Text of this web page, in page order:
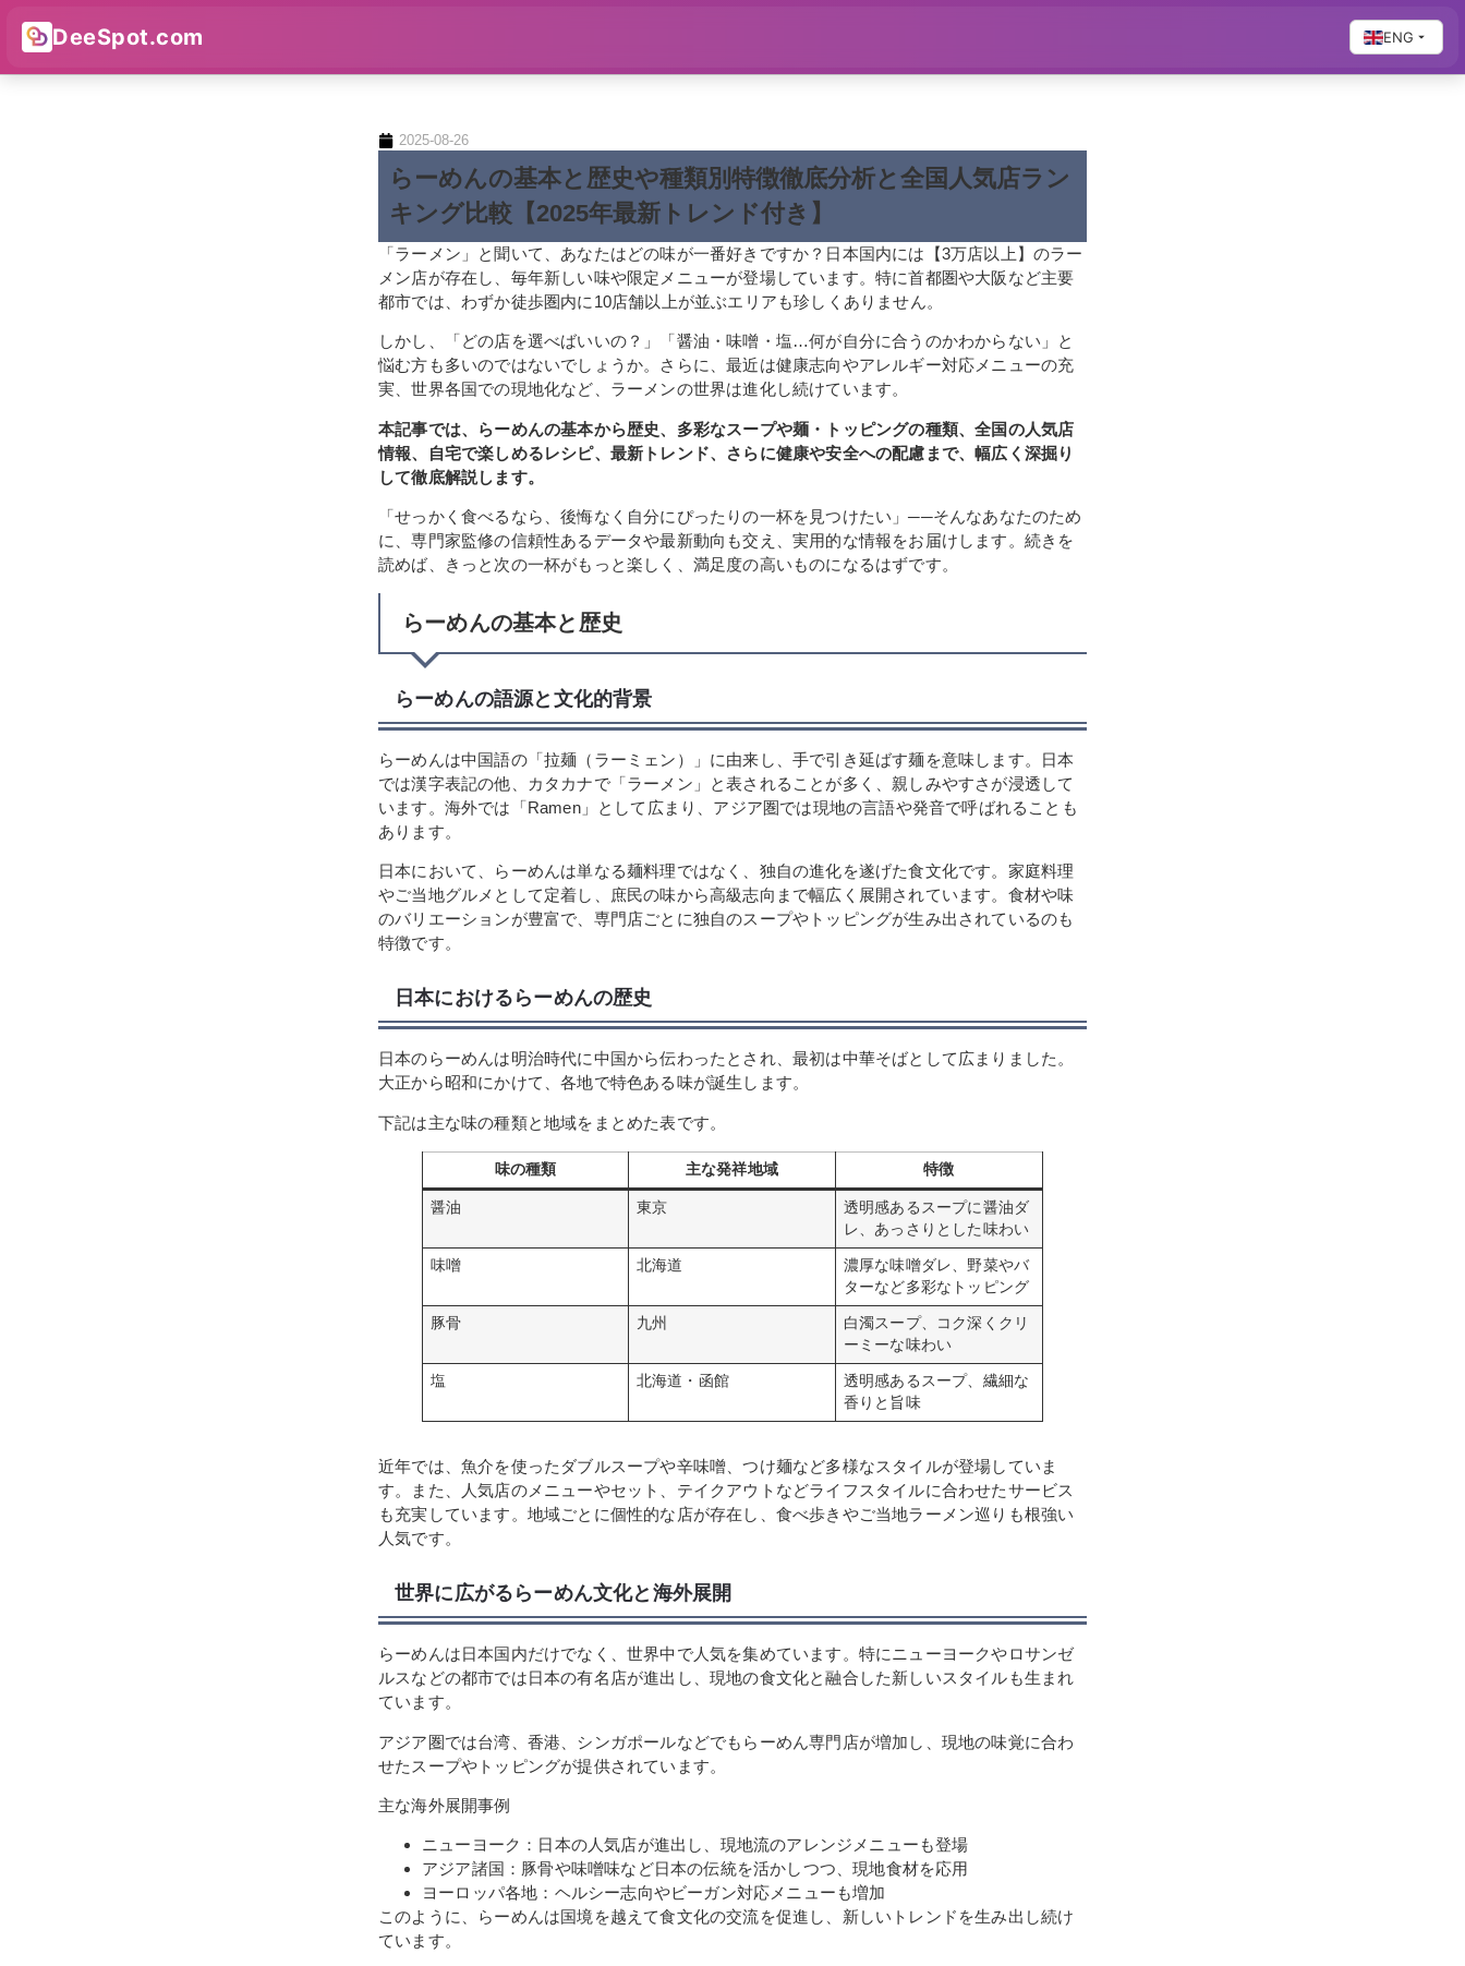
DeeSpot.com ENG
2025-08-26
らーめんの基本と歴史や種類別特徴徹底分析と全国人気店ラン
キング比較【2025年最新トレンド付き】
「ラーメン」と聞いて、あなたはどの味が一番好きですか？日本国内には【3万店以上】のラー
メン店が存在し、毎年新しい味や限定メニューが登場しています。特に首都圏や大阪など主要
都市では、わずか徒歩圏内に10店舗以上が並ぶエリアも珍しくありません。
しかし、「どの店を選べばいいの？」「醤油・味噌・塩…何が自分に合うのかわからない」と
悩む方も多いのではないでしょうか。さらに、最近は健康志向やアレルギー対応メニューの充
実、世界各国での現地化など、ラーメンの世界は進化し続けています。
本記事では、らーめんの基本から歴史、多彩なスープや麺・トッピングの種類、全国の人気店
情報、自宅で楽しめるレシピ、最新トレンド、さらに健康や安全への配慮まで、幅広く深掘り
して徹底解説します。
「せっかく食べるなら、後悔なく自分にぴったりの一杯を見つけたい」──そんなあなたのため
に、専門家監修の信頼性あるデータや最新動向も交え、実用的な情報をお届けします。続きを
読めば、きっと次の一杯がもっと楽しく、満足度の高いものになるはずです。
らーめんの基本と歴史
らーめんの語源と文化的背景
らーめんは中国語の「拉麺（ラーミェン）」に由来し、手で引き延ばす麺を意味します。日本
では漢字表記の他、カタカナで「ラーメン」と表されることが多く、親しみやすさが浸透して
います。海外では「Ramen」として広まり、アジア圏では現地の言語や発音で呼ばれることも
あります。
日本において、らーめんは単なる麺料理ではなく、独自の進化を遂げた食文化です。家庭料理
やご当地グルメとして定着し、庶民の味から高級志向まで幅広く展開されています。食材や味
のバリエーションが豊富で、専門店ごとに独自のスープやトッピングが生み出されているのも
特徴です。
日本におけるらーめんの歴史
日本のらーめんは明治時代に中国から伝わったとされ、最初は中華そばとして広まりました。
大正から昭和にかけて、各地で特色ある味が誕生します。
下記は主な味の種類と地域をまとめた表です。
味の種類 主な発祥地域 特徴
醤油 東京
透明感あるスープに醤油ダ
レ、あっさりとした味わい
味噌 北海道
濃厚な味噌ダレ、野菜やバ
ターなど多彩なトッピング
豚骨 九州
白濁スープ、コク深くクリ
ーミーな味わい
塩 北海道・函館
透明感あるスープ、繊細な
香りと旨味
近年では、魚介を使ったダブルスープや辛味噌、つけ麺など多様なスタイルが登場していま
す。また、人気店のメニューやセット、テイクアウトなどライフスタイルに合わせたサービス
も充実しています。地域ごとに個性的な店が存在し、食べ歩きやご当地ラーメン巡りも根強い
人気です。
世界に広がるらーめん文化と海外展開
らーめんは日本国内だけでなく、世界中で人気を集めています。特にニューヨークやロサンゼ
ルスなどの都市では日本の有名店が進出し、現地の食文化と融合した新しいスタイルも生まれ
ています。
アジア圏では台湾、香港、シンガポールなどでもらーめん専門店が増加し、現地の味覚に合わ
せたスープやトッピングが提供されています。
主な海外展開事例
ニューヨーク：日本の人気店が進出し、現地流のアレンジメニューも登場
アジア諸国：豚骨や味噌味など日本の伝統を活かしつつ、現地食材を応用
ヨーロッパ各地：ヘルシー志向やビーガン対応メニューも増加
このように、らーめんは国境を越えて食文化の交流を促進し、新しいトレンドを生み出し続け
ています。